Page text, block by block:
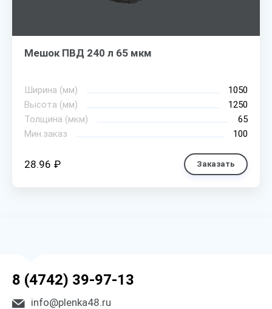
Мешок ПВД 240 л 65 мкм
Ширина (мм)
1050
Высота (мм)
1250
Толщина (мкм)
65
Мин.заказ
100
28.96 ₽ Заказать
8 (4742) 39-97-13
info@plenka48.ru